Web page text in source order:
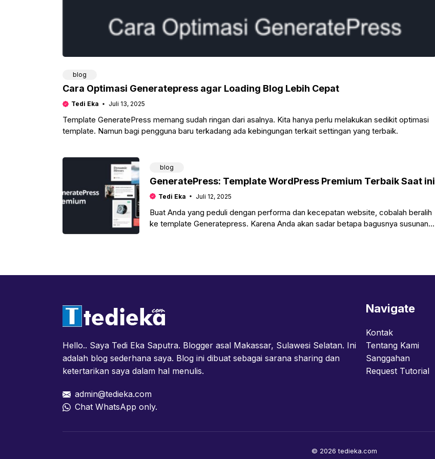
blog
Cara Optimasi Generatepress agar Loading Blog Lebih Cepat
Tedi Eka Juli 13, 2025
Template GeneratePress memang sudah ringan dari asalnya. Kita hanya perlu melakukan sedikit optimasi
template. Namun bagi pengguna baru terkadang ada kebingungan terkait settingan yang terbaik.
blog
GeneratePress: Template WordPress Premium Terbaik Saat ini
Tedi Eka Juli 12, 2025
Buat Anda yang peduli dengan performa dan kecepatan website, cobalah beralih
ke template Generatepress. Karena Anda akan sadar betapa bagusnya susunan
Hello.. Saya Tedi Eka Saputra. Blogger asal Makassar, Sulawesi Selatan. Ini
adalah blog sederhana saya. Blog ini dibuat sebagai sarana sharing dan
ketertarikan saya dalam hal menulis.
admin@tedieka.com
Chat WhatsApp only.
Navigate
Kontak
Tentang Kami
Sanggahan
Request Tutorial
© 2026 tedieka.com